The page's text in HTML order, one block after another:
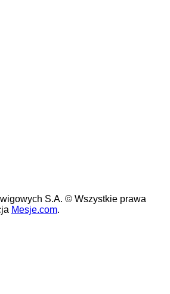
S.A. © Wszystkie prawa
Mesje.com.